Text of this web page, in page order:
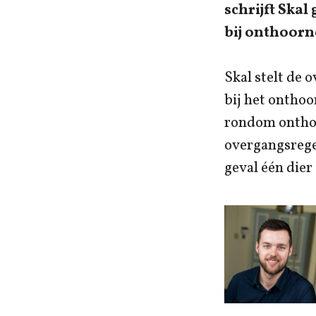
schrijft Skal
bij
Skal stelt de
bij het
rondom
geval één